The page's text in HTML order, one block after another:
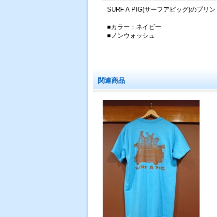
SURF A PIG(サーフアピッグ)のプリン
■カラー：ネイビー
■ノンウォッシュ
関連商品